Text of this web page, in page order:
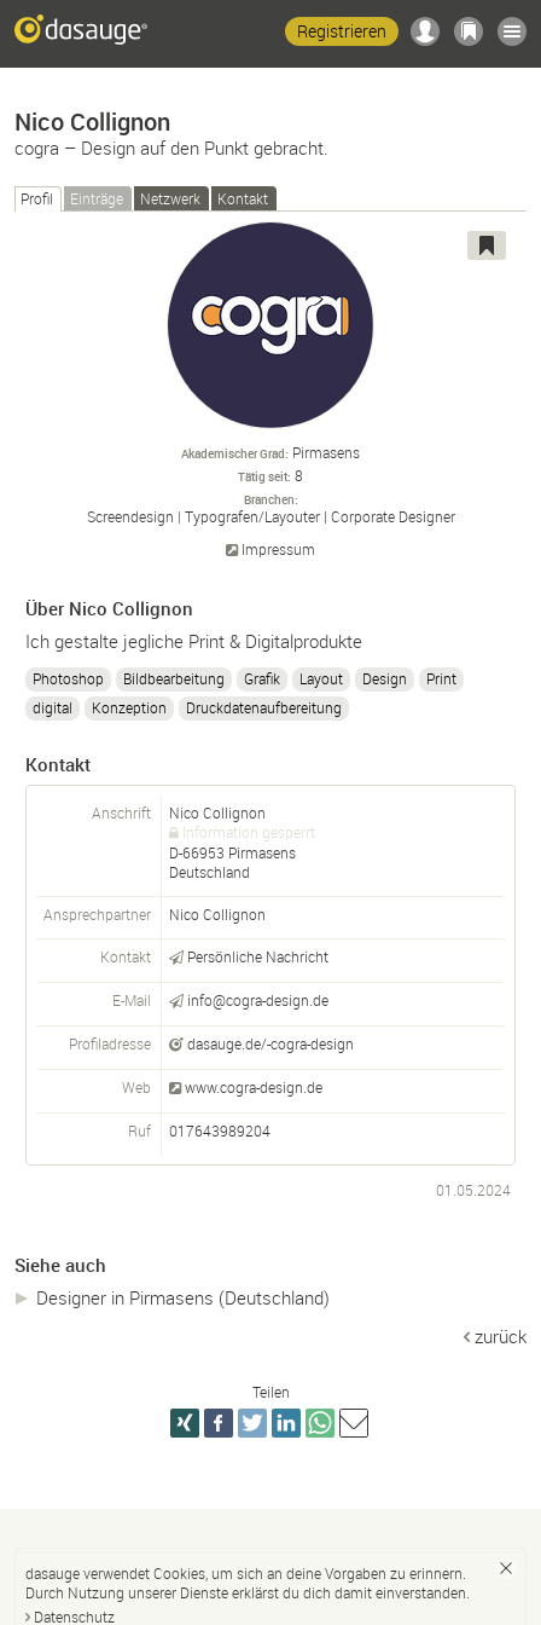
Registrieren
Nico Collignon
cogra – Design auf den Punkt gebracht.
Profil Einträge Netzwerk Kontakt
Akademischer Grad Pirmasens
Tätig seit 8
Branchen
Screendesign Typografen/Layouter Corporate Designer
Impressum
Über Nico Collignon
Ich gestalte jegliche Print & Digitalprodukte
Photoshop Bildbearbeitung Grafik Layout Design
Print
digital
Konzeption Druckdatenaufbereitung
Kontakt
Anschrift
Nico Collignon
Information gesperrt
D-66953 Pirmasens
Deutschland
Ansprechpartner NicoCollignon
Kontakt Persönliche Nachricht
E-Mail info@cogra-design.de
Profiladresse dasauge.de/-cogra-design
Web www.cogra-design.de
Ruf 017643989204
01.05.2024
Siehe auch
Designer in Pirmasens (Deutschland)
zurück
Teilen
dasauge verwendet Cookies, um sich an deine Vorgaben zu erinnern.
Durch Nutzung unserer Dienste erklärst du dich damit einverstanden.
Datenschutz